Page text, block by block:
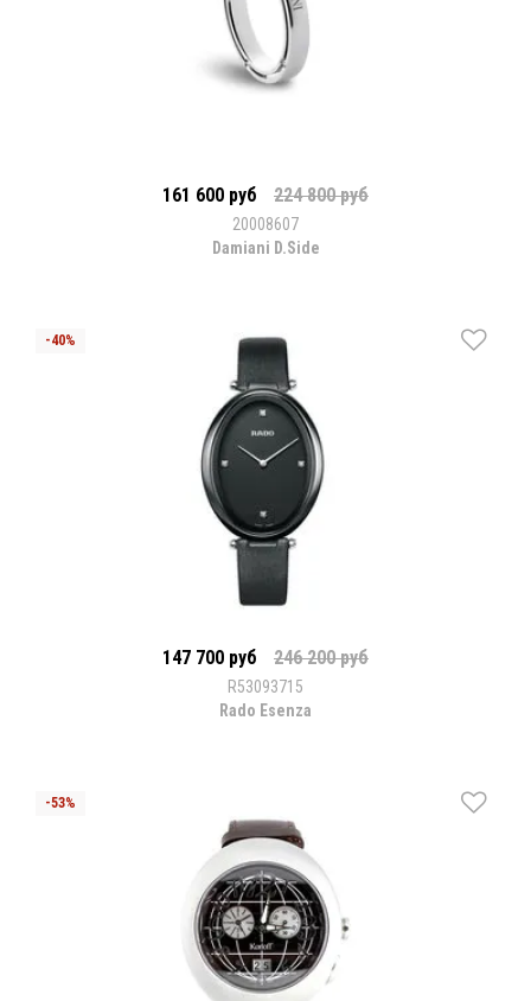
161 600 руб 224 800 руб
20008607
Damiani D.Side
147 700 руб 246 200 руб
R53093715
Rado Esenza